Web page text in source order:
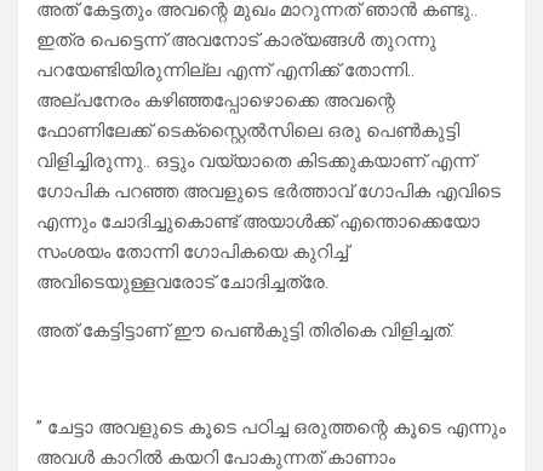
അത് കേട്ടതും അവന്റെ മുഖം മാറുന്നത് ഞാൻ കണ്ടു..
ഇത്ര പെട്ടെന്ന് അവനോട് കാര്യങ്ങൾ തുറന്നു
പറയേണ്ടിയിരുന്നില്ല എന്ന് എനിക്ക് തോന്നി..
അല്പനേരം കഴിഞ്ഞപ്പോഴൊക്കെ അവന്റെ
ഫോണിലേക്ക് ടെക്സ്റ്റൈൽസിലെ ഒരു പെൺകുട്ടി
വിളിച്ചിരുന്നു.. ഒട്ടും വയ്യാതെ കിടക്കുകയാണ് എന്ന്
ഗോപിക പറഞ്ഞ അവളുടെ ഭർത്താവ് ഗോപിക എവിടെ
എന്നും ചോദിച്ചുകൊണ്ട് അയാൾക്ക് എന്തൊക്കെയോ
സംശയം തോന്നി ഗോപികയെ കുറിച്ച്
അവിടെയുള്ളവരോട് ചോദിച്ചത്രേ.
അത് കേട്ടിട്ടാണ് ഈ പെൺകുട്ടി തിരികെ വിളിച്ചത്.
” ചേട്ടാ അവളുടെ കൂടെ പഠിച്ച ഒരുത്തന്റെ കൂടെ എന്നും
അവൾ കാറിൽ കയറി പോകുന്നത് കാണാം